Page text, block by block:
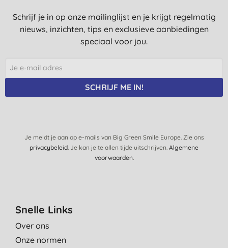
Schrijf je in op onze mailinglijst en je krijgt regelmatig
nieuws, inzichten, tips en exclusieve aanbiedingen
speciaal voor jou.
SCHRIJF ME IN!
Je meldt je aan op e-mails van Big Green Smile Europe. Zie ons
privacybeleid. Je kan je te allen tijde uitschrijven. Algemene
voorwaarden.
Snelle Links
Over ons
Onze normen